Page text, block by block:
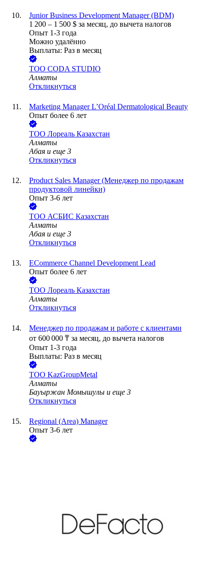
Junior Business Development Manager (BDM)
1 200 – 1 500 $ за месяц, до вычета налогов
Опыт 1-3 года
Можно удалённо
Выплаты: Раз в месяц
ТОО CODA STUDIO
Алматы
Откликнуться
Marketing Manager L’Oréal Dermatological Beauty
Опыт более 6 лет
ТОО Лореаль Казахстан
Алматы
Абая и еще 3
Откликнуться
Product Sales Manager (Менеджер по продажам
продуктовой линейки)
Опыт 3-6 лет
ТОО АСБИС Казахстан
Алматы
Абая и еще 3
Откликнуться
ECommerce Channel Development Lead
Опыт более 6 лет
ТОО Лореаль Казахстан
Алматы
Откликнуться
Менеджер по продажам и работе с клиентами
от 600 000 ₸ за месяц, до вычета налогов
Опыт 1-3 года
Выплаты: Раз в месяц
ТОО KazGroupMetal
Алматы
Бауыржан Момышулы и еще 3
Откликнуться
Regional (Area) Manager
Опыт 3-6 лет